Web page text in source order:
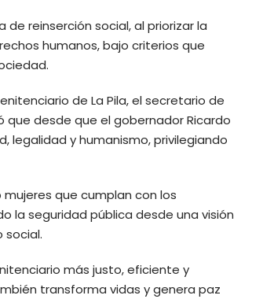
reinserción social, al priorizar la
humanos, bajo criterios que
de La Pila, el secretario de
que desde que el gobernador Ricardo
legalidad y humanismo, privilegiando
que cumplan con los
la seguridad pública desde una visión
social.
más justo, eficiente y
transforma vidas y genera paz